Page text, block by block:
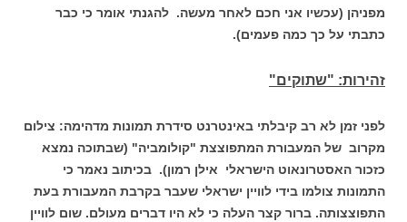
מפניהן (עכשיו אני חכם לאחר מעשה. להגנתי אומר כי כבר
כתבתי על כך כמה פעמים).
זהירות: "שתוקים"
לפני זמן לא רב קיבלתי באינטרנט סידרת תמונות מדהימה: צילום
מקרוב של המעבורת המתפוצצת "קולומביה" (שבתוכה נמצא
כזכור האסטרונאוט הישראלי אילן רמון). בכיתוב נאמר כי
התמונות צולמו בידי לוויין ישראלי שעבר בקרבת המעבורת בעת
התפוצצותה. ברור קצר העלה כי לא היו דברים מעולם. שום לוויין